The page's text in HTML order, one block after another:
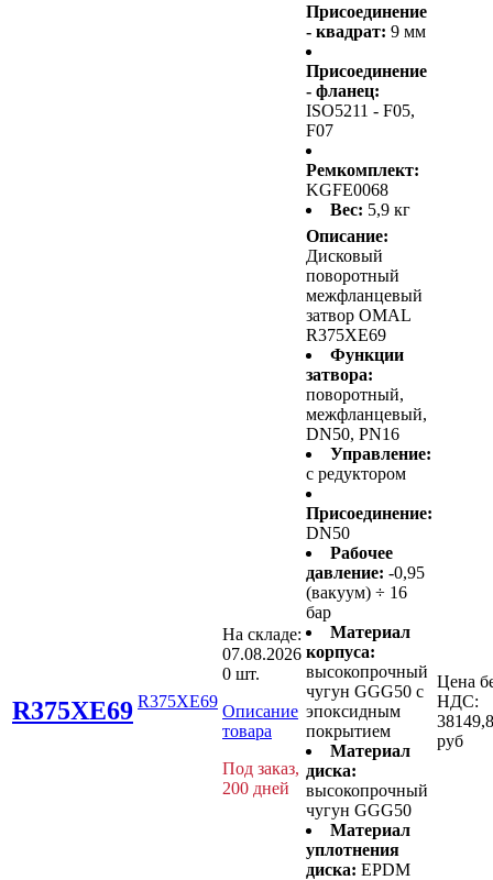
Присоединение
- квадрат: 9 мм
Присоединение
- фланец:
ISO5211 - F05,
F07
Ремкомплект:
KGFE0068
Вес: 5,9 кг
R375XE69 R375XE69
На складе:
07.08.2026
0 шт.
Описание
товара
Под заказ,
200 дней
Описание:
Дисковый
поворотный
межфланцевый
затвор OMAL
R375XE69
Функции
затвора:
поворотный,
межфланцевый,
DN50, PN16
Управление:
с редуктором
Присоединение:
DN50
Рабочее
давление: -0,95
(вакуум) ÷ 16
бар
Материал
корпуса:
высокопрочный
чугун GGG50 с
эпоксидным
покрытием
Материал
диска:
высокопрочный
чугун GGG50
Материал
уплотнения
диска: EPDM
Цена
НДС:
руб